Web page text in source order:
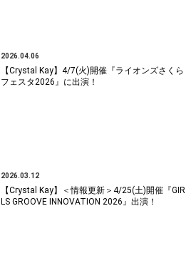
2026.04.06
【Crystal Kay】4/7(火)開催『ライオンズさくら
フェスタ2026』に出演！
2026.03.12
【Crystal Kay】＜情報更新＞4/25(土)開催『GIR
LS GROOVE INNOVATION 2026』出演！